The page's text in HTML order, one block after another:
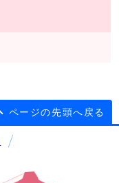
ページの先頭へ戻る